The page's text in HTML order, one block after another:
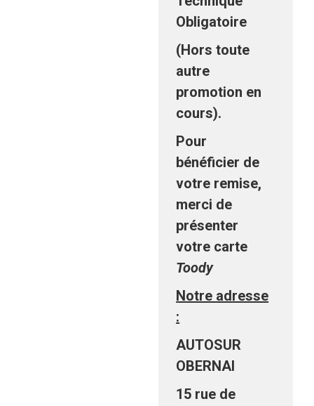
Obligatoire
(Hors toute
autre
promotion en
cours).
Pour
bénéficier de
votre remise,
merci de
présenter
votre carte
Toody
Notre adresse
:
AUTOSUR
OBERNAI
15 rue de